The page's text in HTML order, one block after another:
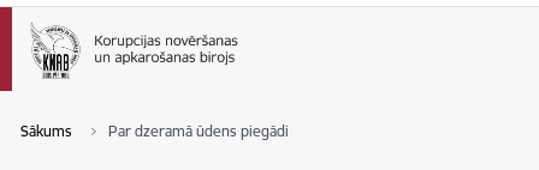
Sākums Par dzeramā ūdens piegādi